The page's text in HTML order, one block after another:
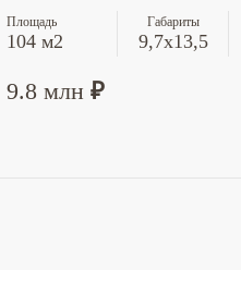
Площадь
104 м2
Габариты
9,7х13,5
9.8 млн ₽